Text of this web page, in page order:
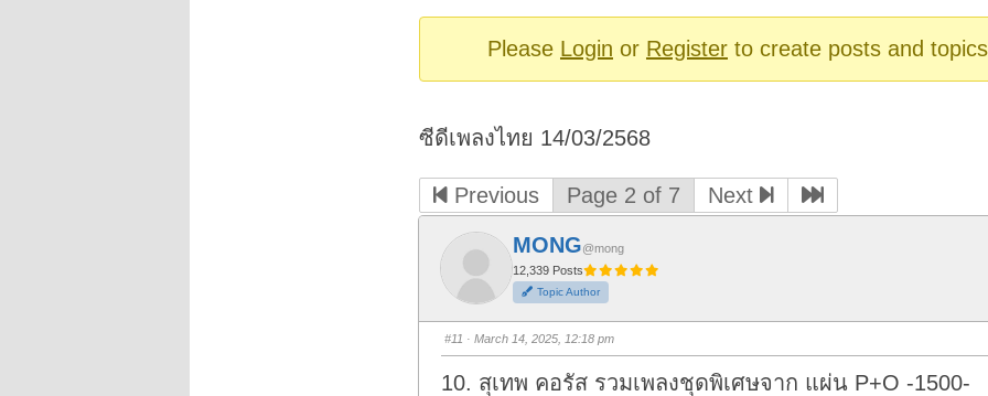
here:
Please Login or Registerto create posts and
ซีดีเพลงไทย 14/03/2568
Previous Page 2 of 7 Next
MONG@mong
12,339 Posts
Topic Author
#11 · March 14, 2025, 12:18 pm
10. สุเทพ คอรัส รวมเพลงชุดพิเศษจาก แผ่น P+O -1500-